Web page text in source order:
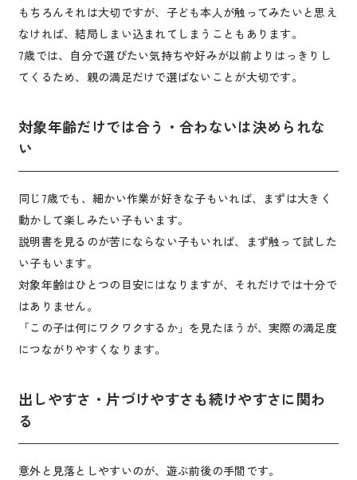
もちろんそれは大切ですが、子ども本人が触ってみたいと思え
なければ、結局しまい込まれてしまうこともあります。
7歳では、自分で選びたい気持ちや好みが以前よりはっきりし
てくるため、親の満足だけで選ばないことが大切です。
対象年齢だけでは合う・合わないは決められな
い
同じ7歳でも、細かい作業が好きな子もいれば、まずは大きく
動かして楽しみたい子もいます。
説明書を見るのが苦にならない子もいれば、まず触って試した
い子もいます。
対象年齢はひとつの目安にはなりますが、それだけでは十分で
はありません。
「この子は何にワクワクするか」を見たほうが、実際の満足度
につながりやすくなります。
出しやすさ・片づけやすさも続けやすさに関わ
る
意外と見落としやすいのが、遊ぶ前後の手間です。